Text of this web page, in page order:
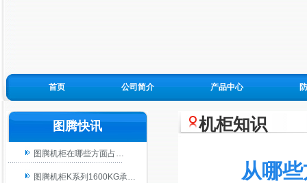
首页 公司简介 产品中心
机柜知识
从哪
图腾快讯
图腾机柜在哪些方面占…
图腾机柜K系列1600KG承…